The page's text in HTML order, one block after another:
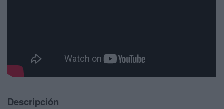
Descripción